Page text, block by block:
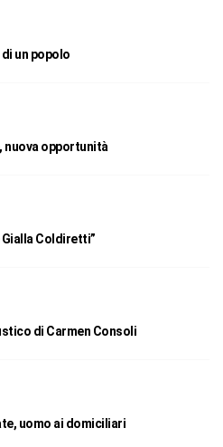
un popolo
nuova opportunità
Gialla Coldiretti”
di Carmen Consoli
uomo ai domiciliari